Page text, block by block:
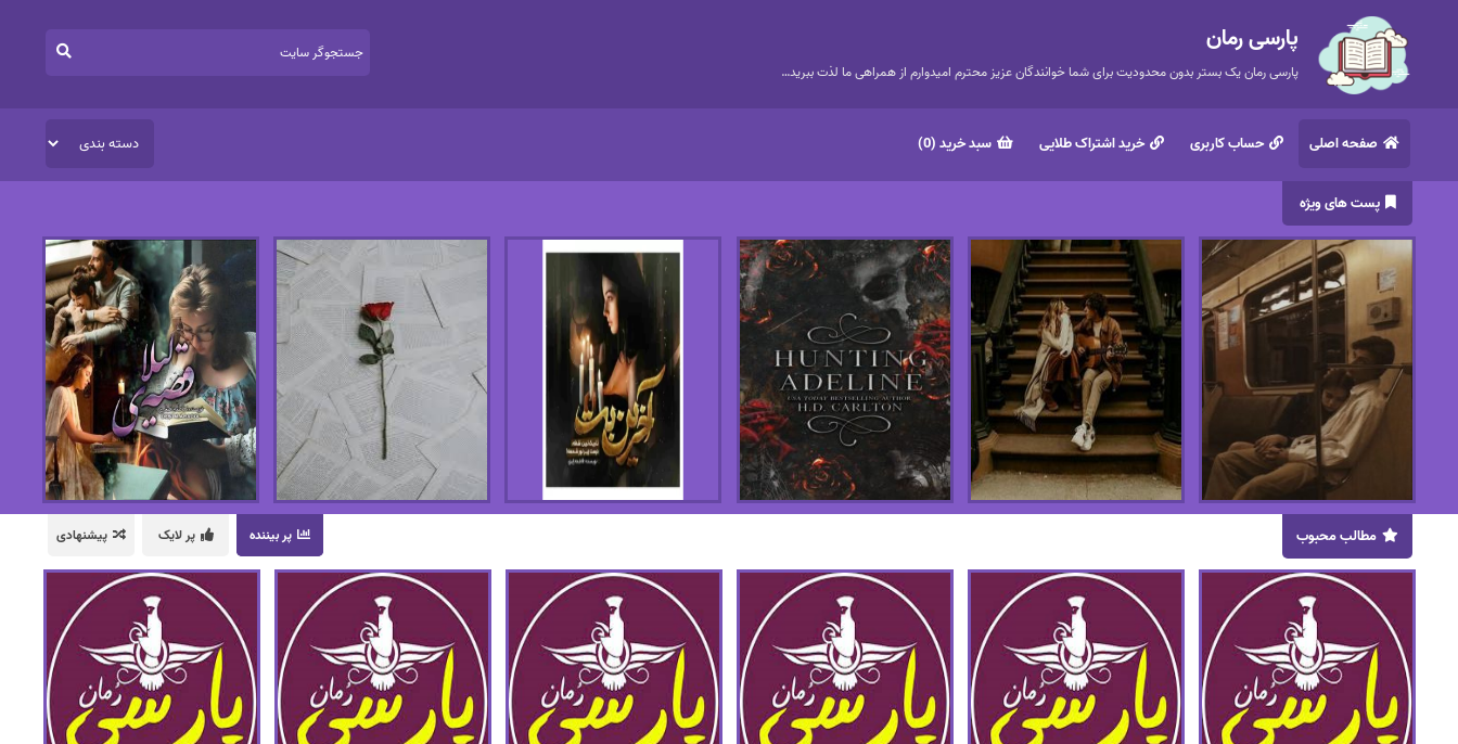
پارسی رمان
پارسی رمان یک بستر بدون محدودیت برای شما خوانندگان عزیز محترم امیدوارم از همراهی ما لذت ببرید…
صفحه اصلی حساب کاربری خرید اشتراک طلایی سبد خرید (0)
پست های ویژه
پر بیننده پر لایک پیشنهادی مطالب محبوب